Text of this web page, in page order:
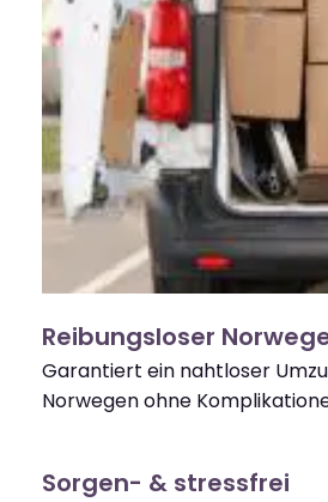
Reibungsloser
Garantiert ein nahtloser
Norwegen ohne
Sorgen- & stressfrei